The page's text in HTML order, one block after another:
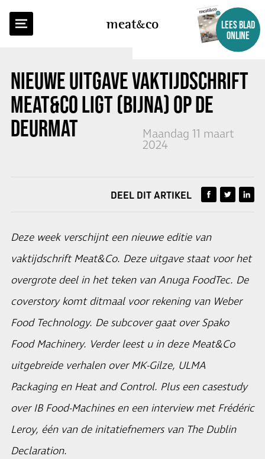
meatco
LEES BLAD
ONLINE
NIEUWE UITGAVE VAKTIJDSCHRIFT
MEAT&CO LIGT (BIJNA) OP DE
DEURMAT
Maandag 11 maart
2024
TERUG NAAR OVERZICHT
DEEL DIT ARTIKEL
Deze week verschijnt een nieuwe editie van
vaktijdschrift Meat&Co. Deze uitgave staat voor het
overgrote deel in het teken van Anuga FoodTec. De
coverstory komt ditmaal voor rekening van Weber
Food Technology. De subcover gaat over Spako
Food Machinery. Verder leest u in deze Meat&Co
uitgebreide verhalen over MK-Gilze, ULMA
Packaging en Heat and Control. Plus een casestudy
over IB Food-Machines en een interview met Frédéric
Leroy, één van de initatiefnemers van The Dublin
Declaration.